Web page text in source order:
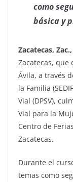
como
básica y
Zacatecas,
Zacatecas, que
Ávila, a través
la Familia
Vial (DPSV),
Vial para la
Centro de
Zacatecas.
Durante el
temas como